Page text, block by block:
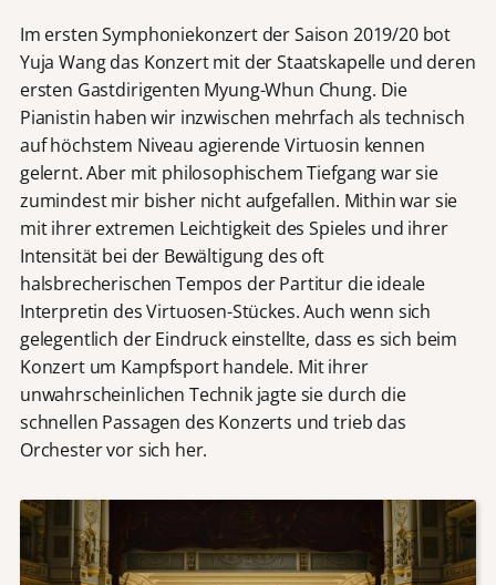
Im ersten Symphoniekonzert der Saison 2019/20 bot
Yuja Wang das Konzert mit der Staatskapelle und deren
ersten Gastdirigenten Myung-Whun Chung. Die
Pianistin haben wir inzwischen mehrfach als technisch
auf höchstem Niveau agierende Virtuosin kennen
gelernt. Aber mit philosophischem Tiefgang war sie
zumindest mir bisher nicht aufgefallen. Mithin war sie
mit ihrer extremen Leichtigkeit des Spieles und ihrer
Intensität bei der Bewältigung des oft
halsbrecherischen Tempos der Partitur die ideale
Interpretin des Virtuosen-Stückes. Auch wenn sich
gelegentlich der Eindruck einstellte, dass es sich beim
Konzert um Kampfsport handele. Mit ihrer
unwahrscheinlichen Technik jagte sie durch die
schnellen Passagen des Konzerts und trieb das
Orchester vor sich her.